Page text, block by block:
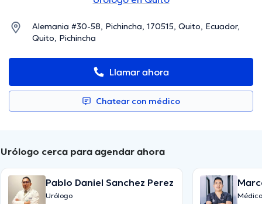
Alemania #30-58, Pichincha, 170515, Quito, Ecuador,
Quito, Pichincha
Llamar ahora
Chatear con médico
Urólogo cerca para agendar ahora
Pablo Daniel Sanchez Perez
Urólogo